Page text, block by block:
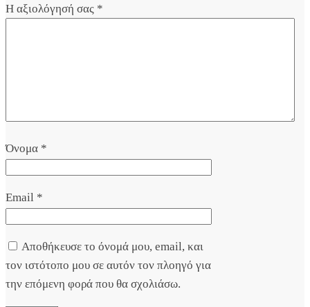
Η αξιολόγησή σας *
Όνομα *
Email *
Αποθήκευσε το όνομά μου, email, και
τον ιστότοπο μου σε αυτόν τον πλοηγό για
την επόμενη φορά που θα σχολιάσω.